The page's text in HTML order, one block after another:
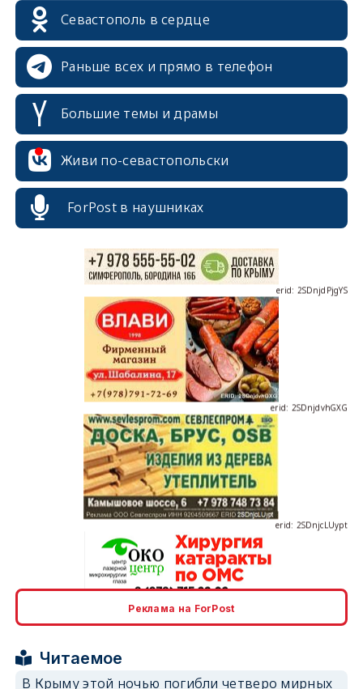
Севастополь в сердце
Раньше всех и прямо в телефон
Большие темы и драмы
Живи по-севастопольски
ForPost в наушниках
erid: 2SDnjcrDNw6
erid: 2SDnjdvhGXG
Реклама на ForPost
Читаемое
В Крыму этой ночью погибли четверо мирных